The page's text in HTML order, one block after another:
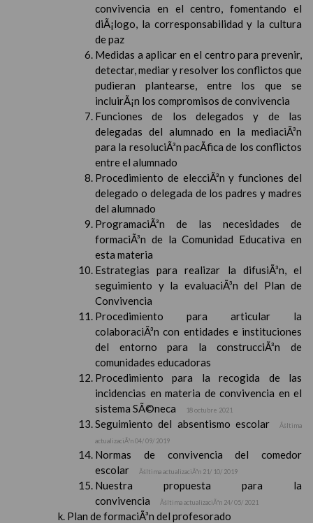
convivencia en el centro, fomentando el
diÃ¡logo, la corresponsabilidad y la cultura
de paz
Medidas a aplicar en el centro para prevenir,
detectar, mediar y resolver los conflictos que
pudieran plantearse, entre los que se
incluirÃ¡n los compromisos de convivencia
Funciones de los delegados y de las
delegadas del alumnado en la mediaciÃ³n
para la resoluciÃ³n pacÃ­fica de los conflictos
entre el alumnado
Procedimiento de elecciÃ³n y funciones del
delegado o delegada de los padres y madres
del alumnado
ProgramaciÃ³n de las necesidades de
formaciÃ³n de la Comunidad Educativa en
esta materia
Estrategias para realizar la difusiÃ³n, el
seguimiento y la evaluaciÃ³n del Plan de
Convivencia
Procedimiento para articular la
colaboraciÃ³n con entidades e instituciones
del entorno para la construcciÃ³n de
comunidades educadoras
Procedimiento para la recogida de las
incidencias en materia de convivencia en el
sistema SÃ©neca
18 octubre 2021
Seguimiento del absentismo escolar
Ãšltima
actualizaciÃ³n 04/ 09/ 2019
Normas de convivencia del comedor
escolar
Ãšltima actualizaciÃ³n 21/ 10/ 2019
Nuestra propuesta para la
convivencia
Ãšltima actualizaciÃ³n 24/ 05/ 2021
Plan de formaciÃ³n del profesorado